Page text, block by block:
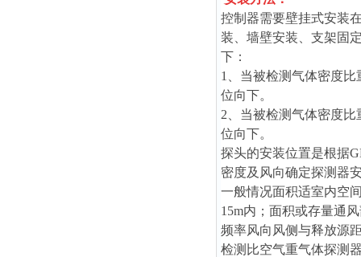
控制器需要壁挂式安装
装、墙壁安装、支架固
下：
1、当被检测气体密度
位向下。
2、当被检测气体密度
位向下。
探头的安装位置是根据
密度及风向确定探测器
一般情况面积适室内空
15m内；面积或存量通
频率风向风侧与释放源
检测比空气重气体探测